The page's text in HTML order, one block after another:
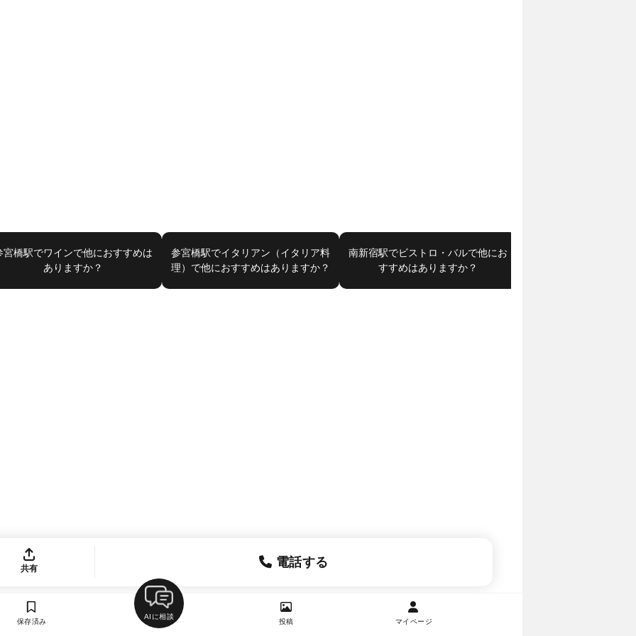
宮橋駅でワインで他におすすめは
ありますか？
参宮橋駅でイタリアン（イタリア料
理）で他におすすめはありますか？
南新宿駅でビストロ・バルで他にお
すすめはありますか？
共有 電話する
保存済み
AIに相談
投稿 マイページ